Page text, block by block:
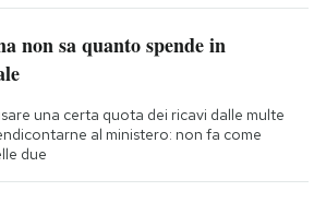
non sa quanto spende in
una certa quota dei ricavi dalle multe
al ministero: non fa come
due